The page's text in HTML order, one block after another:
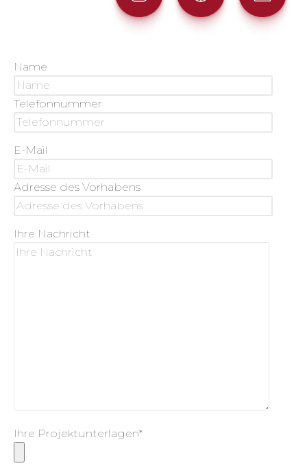
Name
Telefonnummer
E-Mail
Adresse des Vorhabens
Ihre Nachricht
Ihre Projektunterlagen*